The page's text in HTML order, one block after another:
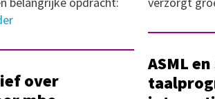
ASML
over